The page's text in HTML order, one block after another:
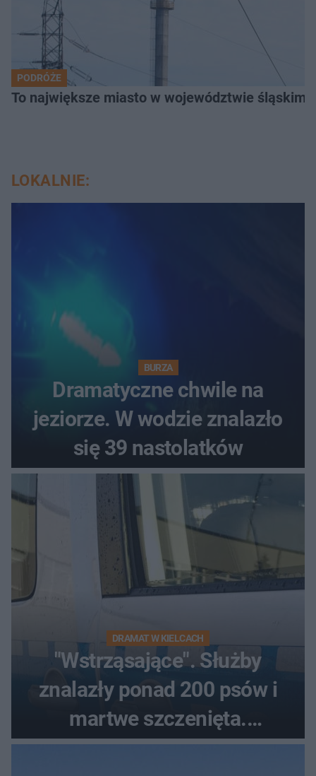
PODRÓŻE
To największe miasto w województwie
LOKALNIE:
BURZA
Dramatyczne chwile na
jeziorze. W wodzie znalazło
się 39 nastolatków
DRAMAT W KIELCACH
"Wstrząsające". Służby
znalazły ponad 200 psów i
martwe szczenięta.
Zatrzymano 35-latka